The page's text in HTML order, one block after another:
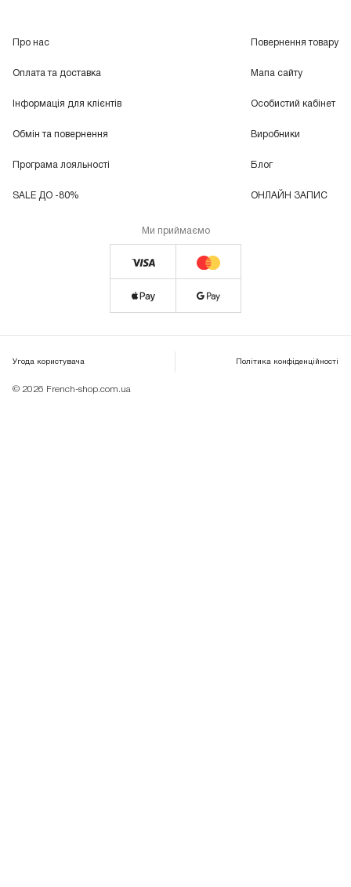
Про нас
Оплата та доставка
Інформація для клієнтів
Обмін та повернення
Програма лояльності
SALE ДО -80%
Повернення товару
Мапа сайту
Особистий кабінет
Виробники
Блог
ОНЛАЙН ЗАПИС
Ми приймаємо
© 2026 French-shop.com.ua
Угода користувача Політика конфіденційності